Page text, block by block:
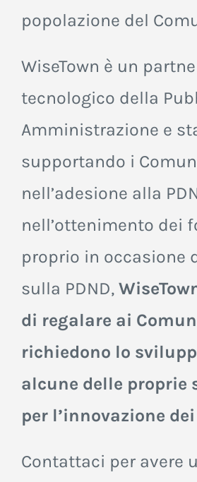
popolazione del
WiseTown è un
tecnologico della
Amministrazione e
supportando i
nell’adesione alla
nell’ottenimento dei
proprio in occasione
sulla PDND,
di regalare ai
richiedono lo
alcune delle proprie
per l’innovazione
Contattaci per avere